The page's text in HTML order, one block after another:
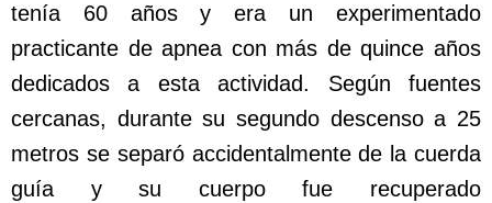
tenía 60 años y era un experimentado
practicante de apnea con más de quince años
dedicados a esta actividad. Según fuentes
cercanas, durante su segundo descenso a 25
metros se separó accidentalmente de la cuerda
guía y su cuerpo fue recuperado